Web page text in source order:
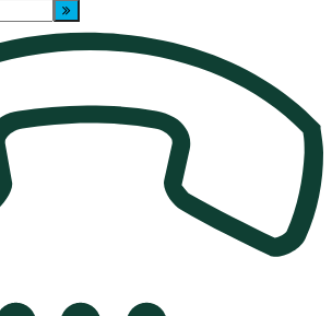
Suche